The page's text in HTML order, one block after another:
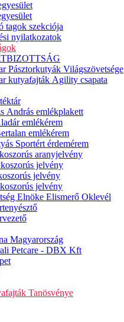
tagok szekciója
nyilatkozatok
Pásztorkutyák Világszövetsége
kutyafajták Agility csapata
András emlékplakett
emlékérem
emlékérem
Sportért érdemérem
aranyjelvény
jelvény
jelvény
jelvény
Elnöke Elismerő Oklevél
Magyarország
Petcare - DBX Kft
Tanösvénye